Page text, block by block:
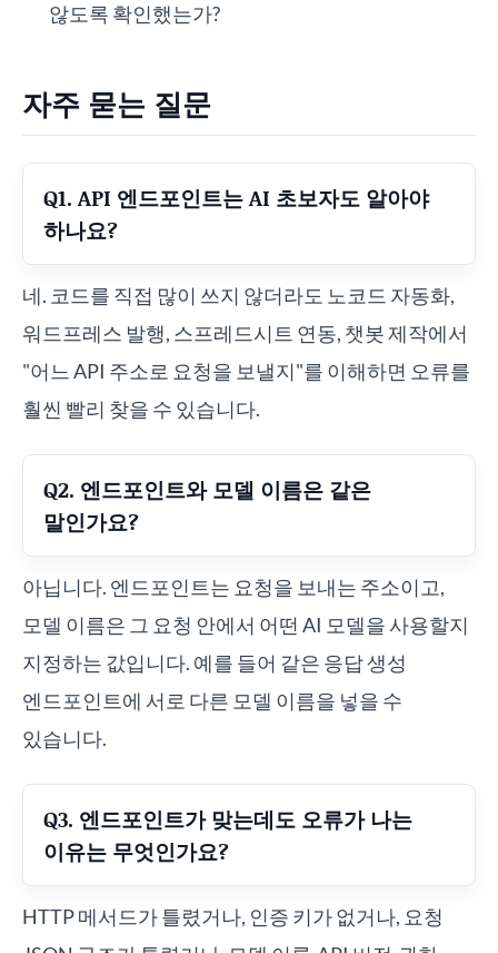
않도록 확인했는가?
자주 묻는 질문
Q1. API 엔드포인트는 AI 초보자도 알아야
하나요?
네. 코드를 직접 많이 쓰지 않더라도 노코드 자동화,
워드프레스 발행, 스프레드시트 연동, 챗봇 제작에서
"어느 API 주소로 요청을 보낼지"를 이해하면 오류를
훨씬 빨리 찾을 수 있습니다.
Q2. 엔드포인트와 모델 이름은 같은
말인가요?
아닙니다. 엔드포인트는 요청을 보내는 주소이고,
모델 이름은 그 요청 안에서 어떤 AI 모델을 사용할지
지정하는 값입니다. 예를 들어 같은 응답 생성
엔드포인트에 서로 다른 모델 이름을 넣을 수
있습니다.
Q3. 엔드포인트가 맞는데도 오류가 나는
이유는 무엇인가요?
HTTP 메서드가 틀렸거나, 인증 키가 없거나, 요청